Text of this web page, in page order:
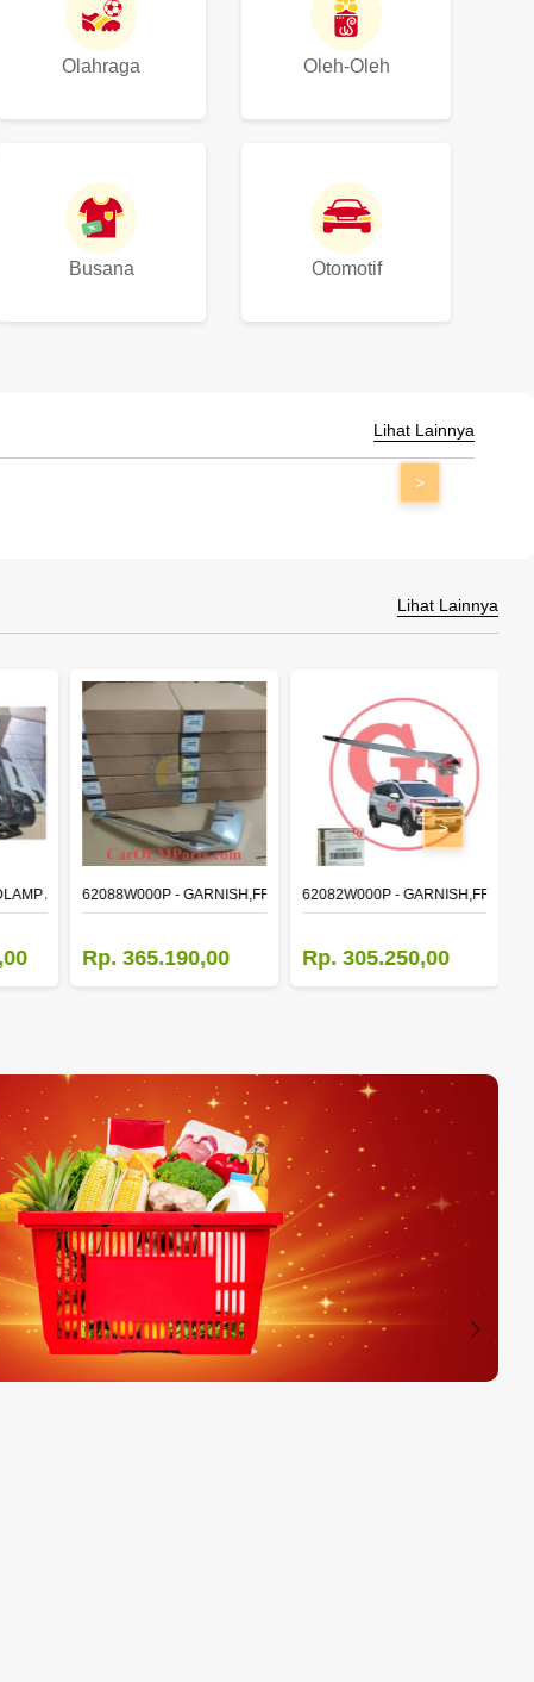
Olahraga Oleh-Oleh
Busana Otomotif
Lihat Lainnya
>
Lihat Lainnya
ASSY,RH62088W000P - GARNISH,FR BUMPER SIDE
Rp. 365.190,00
62082W000P - GARNISH,FR
Rp. 305.250,00
>